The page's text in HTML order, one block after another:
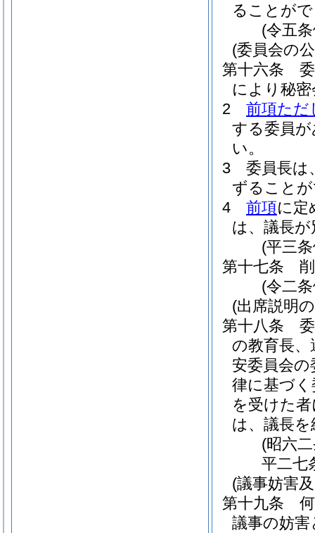
ることが
(令五
(委員会の
第十六条
により秘
2
前項ただ
する委員
い。
3
委員長は
ずること
4
前項に定
は、議長
(平三
第十七条
(令二
(出席説明
第十八条
の教育長、
安委員会の
律に基づ
を受けた
は、議長
(昭六
平二七
(議事妨害
第十九条
議事の妨